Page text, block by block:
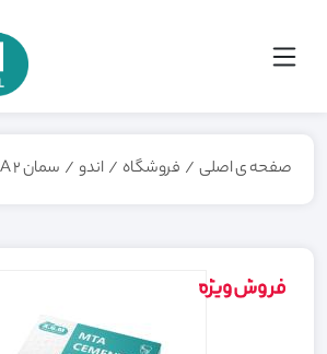
صفحه ی اصلی / فروشگاه / اندو / سمان MTA 2 گرمی